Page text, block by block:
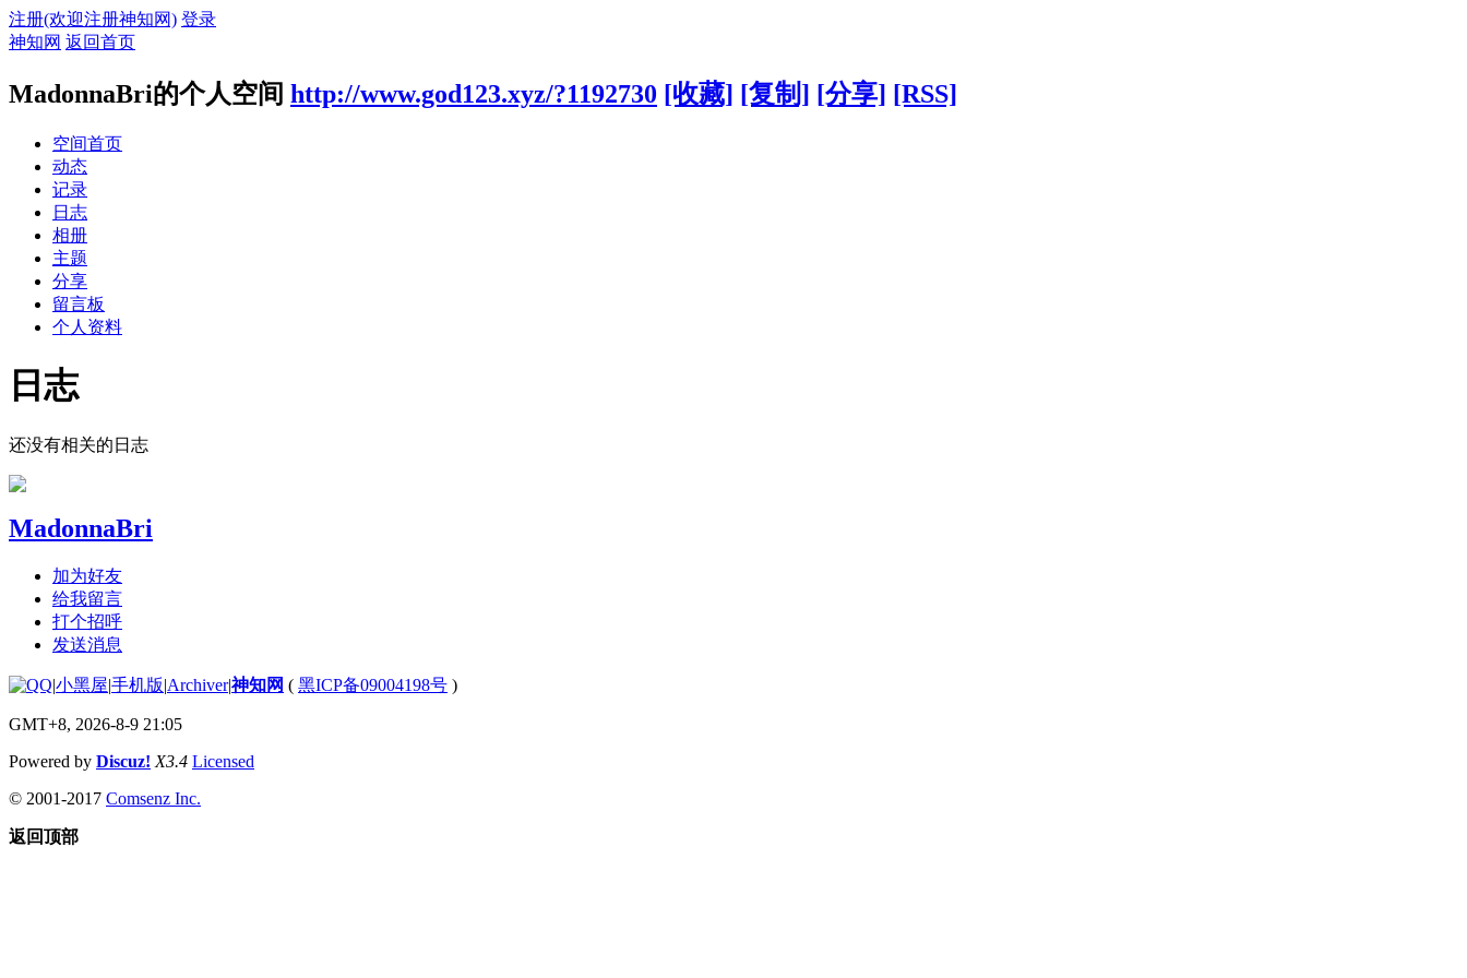
注册(欢迎注册神知网) 登录
神知网 返回首页
MadonnaBri的个人空间 http://www.god123.xyz/?1192730 [收藏] [复制] [分享] [RSS]
空间首页
动态
记录
日志
相册
主题
分享
留言板
个人资料
日志
还没有相关的日志
MadonnaBri
加为好友
给我留言
打个招呼
发送消息
|小黑屋|手机版|Archiver|神知网 ( 黑ICP备09004198号 )
GMT+8, 2026-8-9 21:05
Powered by Discuz! X3.4 Licensed
© 2001-2017 Comsenz Inc.
返回顶部